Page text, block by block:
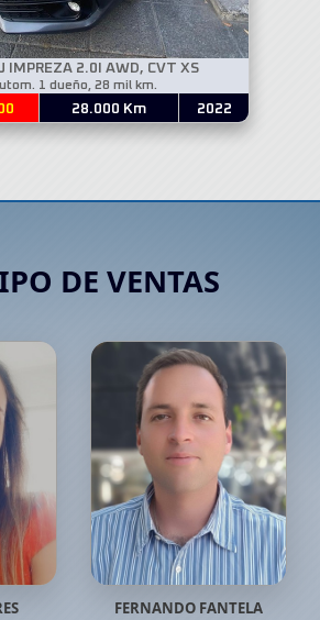
IMPREZA 2.0I AWD, CVT XS
1 dueño, 28 mil km.
28.000 Km 2022
DE VENTAS
FERNANDO FANTELA